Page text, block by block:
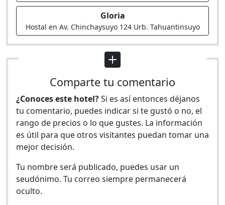
Gloria
Hostal en Av. Chinchaysuyo 124 Urb. Tahuantinsuyo
Comparte tu comentario
¿Conoces este hotel?Si es así entonces déjanos
tu comentario, puedes indicar si te gustó o no, el
rango de precios o lo que gustes. La información
es útil para que otros visitantes puedan tomar una
mejor decisión.
Tu nombre será publicado, puedes usar un
seudónimo. Tu correo siempre permanecerá
oculto.